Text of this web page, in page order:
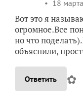
18
Вот это я
огромное.Все
но что
объяснили,
Ответить ✿